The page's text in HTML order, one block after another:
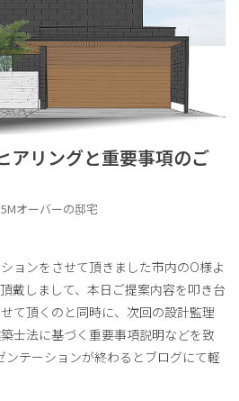
アリングと重要事項のご
オーバーの邸宅
ョンをさせて頂きました市内のO様よ
戴しまして、本日ご提案内容を叩き台
て頂くのと同時に、次回の設計監理
士法に基づく重要事項説明などを致
テーションが終わるとブログにて軽